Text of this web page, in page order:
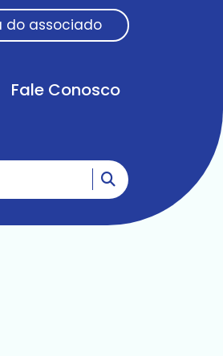
do associado
Fale Conosco
Ir para o